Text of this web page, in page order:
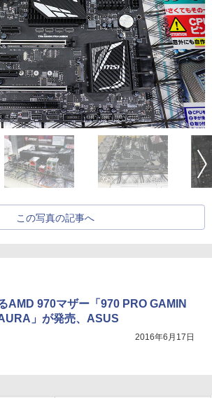
この写真の記事へ
AMD 970マザー「970 PRO GAMIN
」が発売、ASUS
2016年6月17日